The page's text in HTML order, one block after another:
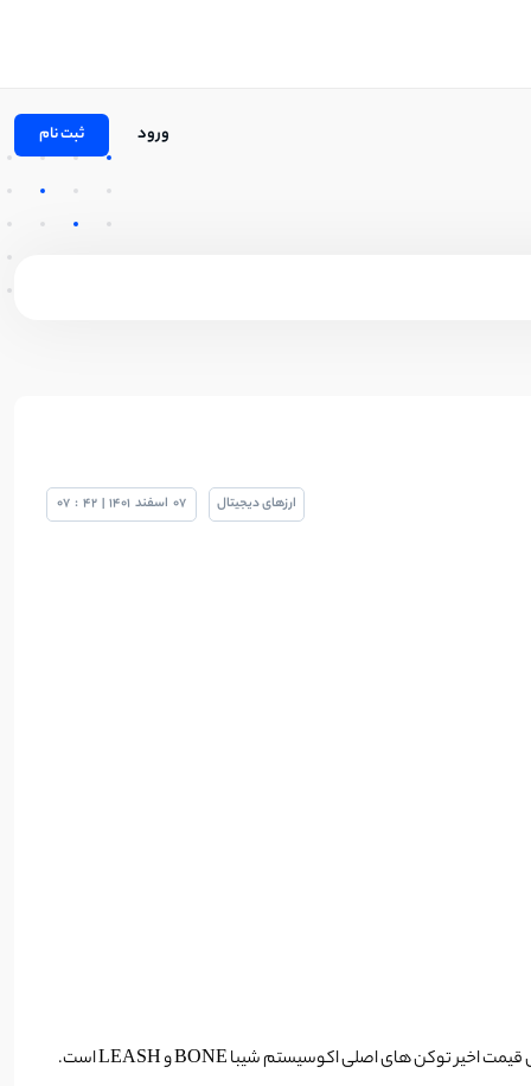
ورود ثبت نام
ارزهای دیجیتال 07 اسفند 1401
|
42
:
07
هولدر شیبا و ذینفع اصلی افزایش قیمت اخیر توکن های اصلی اکوسیستم شیبا BONE و LEASH است.